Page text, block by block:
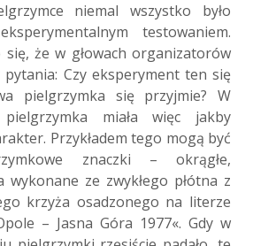
niemal wszystko było
testowaniem.
się, że w głowach organizatorów
pytania: Czy eksperyment ten się
pielgrzymka się przyjmie? W
miała więc jakby
Przykładem tego mogą być
znaczki – okrągłe,
wykonane ze zwykłego płótna z
krzyża osadzonego na literze
– Jasna Góra 1977«. Gdy w